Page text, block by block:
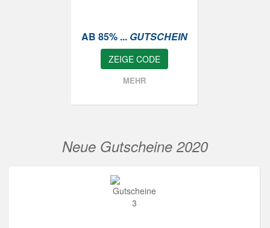
AB 85% ... GUTSCHEIN
ZEIGE CODE
MEHR
Neue Gutscheine 2020